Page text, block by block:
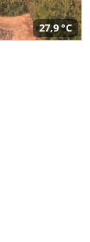
27,9 °C